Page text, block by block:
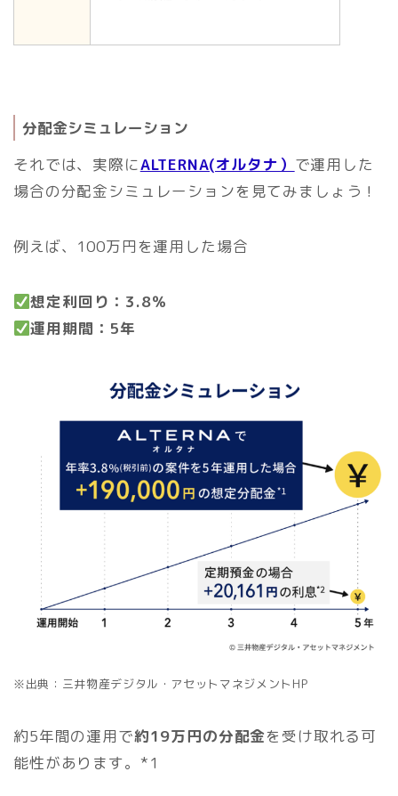
分配金シミュレーション
それでは、実際にALTERNA(オルタナ） で運用した
場合の分配金シミュレーションを見てみましょう！
例えば、100万円を運用した場合
想定利回り：3.8％
運用期間：5年
※出典：三井物産デジタル・アセットマネジメントHP
約5年間の運用で約19万円の分配金を受け取れる可
能性があります。*1